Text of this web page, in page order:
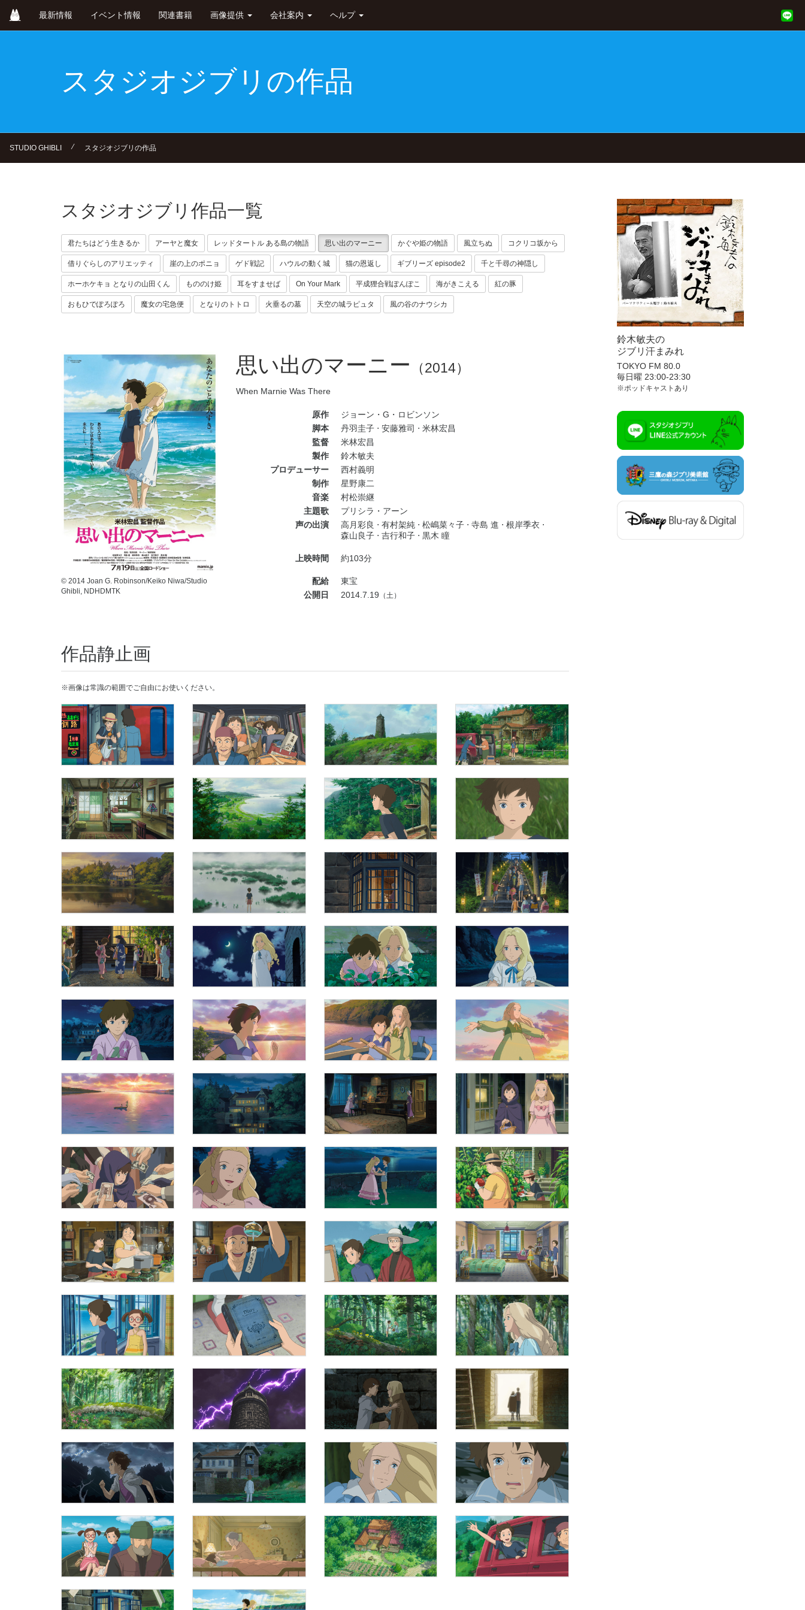
main
最新情報 イベント情報 関連書籍 画像提供 会社案内 ヘルプ
スタジオジブリの作品
STUDIO GHIBLI ⁄ スタジオジブリの作品
スタジオジブリ作品一覧
君たちはどう生きるか アーヤと魔女 レッドタートル ある島の物語 思い出のマーニー かぐや姫の物語 風立ちぬ コクリコ坂から
借りぐらしのアリエッティ 崖の上のポニョ ゲド戦記 ハウルの動く城 猫の恩返し ギブリーズ episode2 千と千尋の神隠し
ホーホケキョ となりの山田くん もののけ姫 耳をすませば On Your Mark 平成狸合戦ぽんぽこ 海がきこえる 紅の豚
おもひでぽろぽろ 魔女の宅急便 となりのトトロ 火垂るの墓 天空の城ラピュタ 風の谷のナウシカ
© 2014 Joan G. Robinson/Keiko Niwa/Studio
Ghibli, NDHDMTK
思い出のマーニー （2014）
When Marnie Was There
原作
ジョーン・G・ロビンソン
脚本
丹羽圭子 ⋅安藤雅司 ⋅米林宏昌
監督
米林宏昌
製作
鈴木敏夫
プロデューサー
西村義明
制作
星野康二
音楽
村松崇継
主題歌
プリシラ・アーン
声の出演
高月彩良 ⋅有村架純 ⋅松嶋菜々子 ⋅寺島 進 ⋅根岸季衣 ⋅
森山良子 ⋅吉行和子 ⋅黒木 瞳
上映時間 約103分
配給
東宝
公開日
2014.7.19 （土）
作品静止画
※画像は常識の範囲でご自由にお使いください。
鈴木敏夫の
ジブリ汗まみれ
TOKYO FM 80.0
毎日曜 23:00-23:30
※ポッドキャストあり